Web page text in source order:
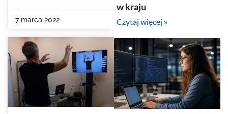
7 marca 2022
w kraju
Czytaj więcej »